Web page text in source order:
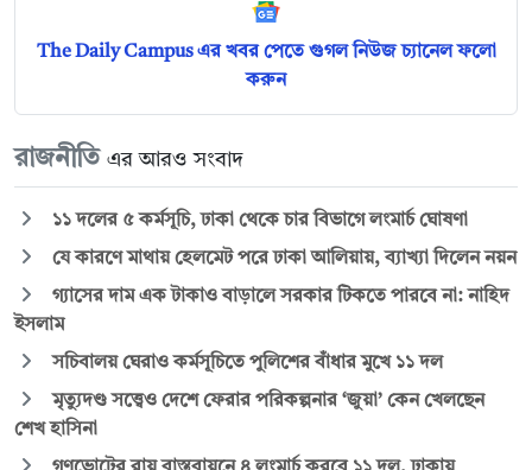
The Daily Campus এর খবর পেতে গুগল নিউজ চ্যানেল ফলো
করুন
রাজনীতি এর আরও সংবাদ
১১ দলের ৫ কর্মসূচি, ঢাকা থেকে চার বিভাগে লংমার্চ ঘোষণা
যে কারণে মাথায় হেলমেট পরে ঢাকা আলিয়ায়, ব্যাখ্যা দিলেন নয়ন
গ্যাসের দাম এক টাকাও বাড়ালে সরকার টিকতে পারবে না: নাহিদ
ইসলাম
সচিবালয় ঘেরাও কর্মসূচিতে পুলিশের বাঁধার মুখে ১১ দল
মৃত্যুদণ্ড সত্ত্বেও দেশে ফেরার পরিকল্পনার ‘জুয়া’ কেন খেলছেন
শেখ হাসিনা